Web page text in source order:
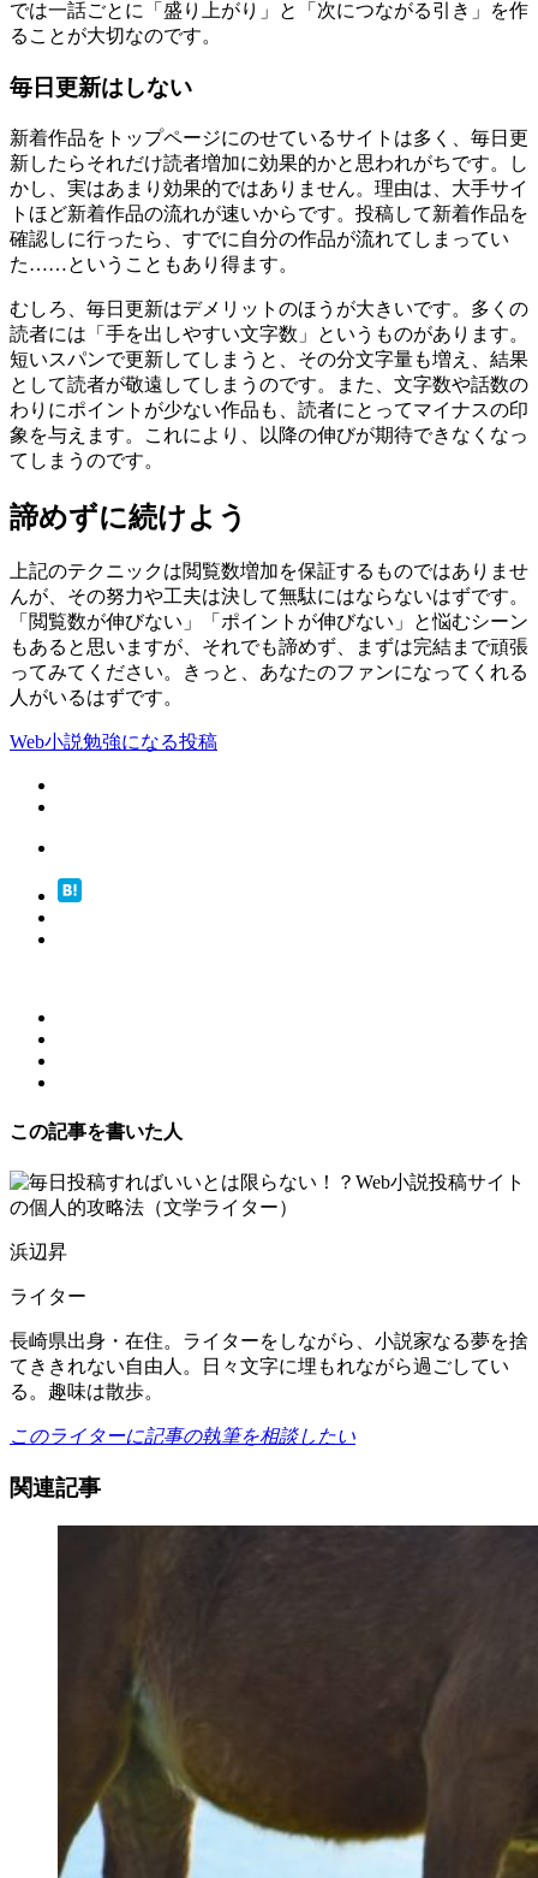
では一話ごとに「盛り上がり」と「次につながる引き」を作
ることが大切なのです。
毎日更新はしない
新着作品をトップページにのせているサイトは多く、毎日更
新したらそれだけ読者増加に効果的かと思われがちです。し
かし、実はあまり効果的ではありません。理由は、大手サイ
トほど新着作品の流れが速いからです。投稿して新着作品を
確認しに行ったら、すでに自分の作品が流れてしまってい
た……ということもあり得ます。
むしろ、毎日更新はデメリットのほうが大きいです。多くの
読者には「手を出しやすい文字数」というものがあります。
短いスパンで更新してしまうと、その分文字量も増え、結果
として読者が敬遠してしまうのです。また、文字数や話数の
わりにポイントが少ない作品も、読者にとってマイナスの印
象を与えます。これにより、以降の伸びが期待できなくなっ
てしまうのです。
諦めずに続けよう
上記のテクニックは閲覧数増加を保証するものではありませ
んが、その努力や工夫は決して無駄にはならないはずです。
「閲覧数が伸びない」「ポイントが伸びない」と悩むシーン
もあると思いますが、それでも諦めず、まずは完結まで頑張
ってみてください。きっと、あなたのファンになってくれる
人がいるはずです。
Web小説勉強になる投稿
この記事を書いた人
浜辺昇
ライター
長崎県出身・在住。ライターをしながら、小説家なる夢を捨
てききれない自由人。日々文字に埋もれながら過ごしてい
る。趣味は散歩。
このライターに記事の執筆を相談したい
関連記事